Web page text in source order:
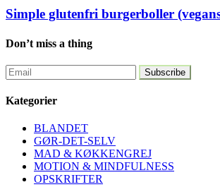
Simple glutenfri burgerboller
Don’t miss a thing
Kategorier
BLANDET
GØR-DET-SELV
MAD & KØKKENGREJ
MOTION & MINDFULNESS
OPSKRIFTER